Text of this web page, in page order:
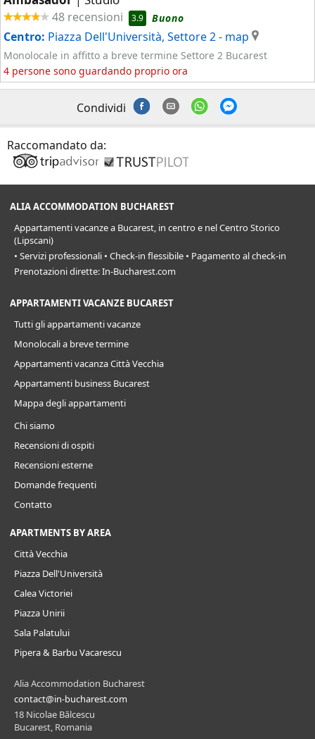
48 recensioni 3.9 Buono
Centro: Piazza Dell'Università, Settore 2- map
Monolocale in affitto a breve termine Settore 2 Bucarest
4 persone sono guardando proprio ora
Condividi
Raccomandato da:
ALIA ACCOMMODATION BUCHAREST
Appartamenti vacanze a Bucarest, in centro e nel Centro Storico
(Lipscani)
• Servizi professionali • Check-in flessibile • Pagamento al check-in
Prenotazioni dirette: In-Bucharest.com
APPARTAMENTI VACANZE BUCAREST
Tutti gli appartamenti vacanze
Monolocali a breve termine
Appartamenti vacanza Città Vecchia
Appartamenti business Bucarest
Mappa degli appartamenti
Chi siamo
Recensioni di ospiti
Recensioni esterne
Domande frequenti
Contatto
APARTMENTS BY AREA
Città Vecchia
Piazza Dell'Università
Calea Victoriei
Piazza Unirii
Sala Palatului
Pipera & Barbu Vacarescu
Alia Accommodation Bucharest
contact@in-bucharest.com
18 Nicolae Bălcescu
Bucarest, Romania